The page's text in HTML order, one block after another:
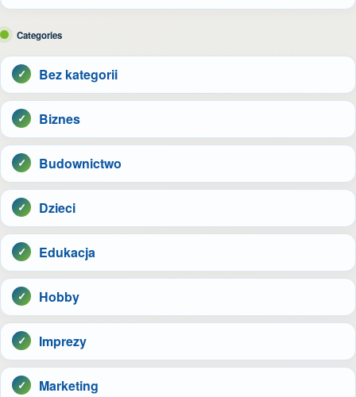
Categories
Bez kategorii
Biznes
Budownictwo
Dzieci
Edukacja
Hobby
Imprezy
Marketing